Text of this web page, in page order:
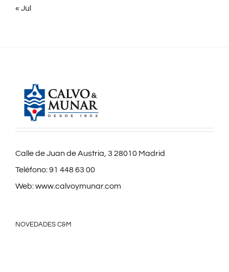
« Jul
Calle de Juan de Austria, 3 28010 Madrid
Teléfono:91 448 63 00
Web:www.calvoymunar.com
NOVEDADES C&M